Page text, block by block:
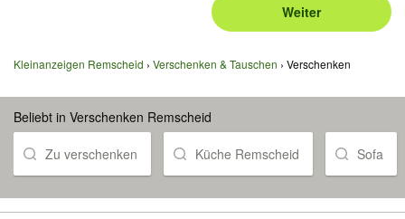
Weiter
Kleinanzeigen Remscheid Verschenken & Tauschen Verschenken
Beliebt in Verschenken Remscheid
Zu verschenken Küche Remscheid Sofa